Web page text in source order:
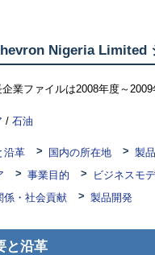
Nigeria Limited
業ファイルは2008年度～
/ 石油
沿革 国内の所在地 製
事業目的 ビジネスモ
係・社会貢献
製品開発
と沿革